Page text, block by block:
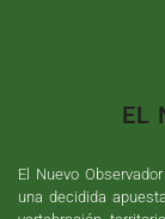
EL
El Nuevo
una decidida